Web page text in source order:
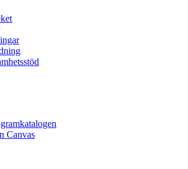
Canvas